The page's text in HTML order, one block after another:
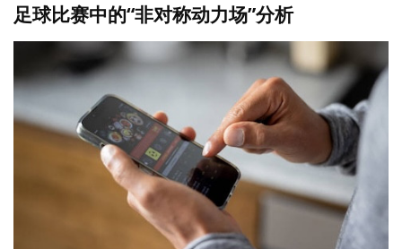
足球比赛中的“非对称动力场”分析